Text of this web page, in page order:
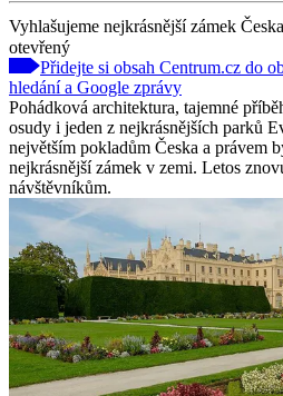
Vyhlašujeme nejkrásnější zámek
otevřený
Přidejte si obsah Centrum.cz do
hledání a Google zprávy
Pohádková architektura, tajemné
osudy i jeden z nejkrásnějších parků
největším pokladům Česka a právem
nejkrásnější zámek v zemi. Letos
návštěvníkům.